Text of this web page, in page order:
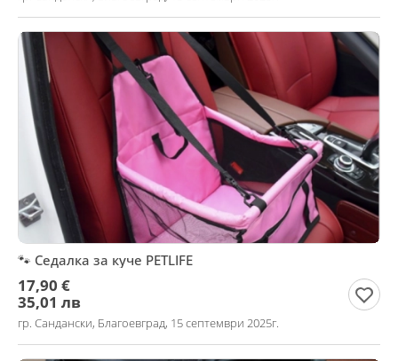
🐾 Седалка за куче PETLIFE
17,90 €
35,01 лв
гр. Сандански, Благоевград, 15 септември 2025г.